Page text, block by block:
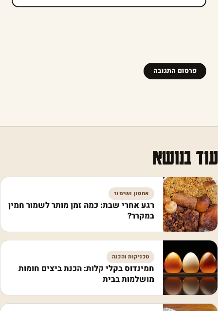
עוד בנושא
אחסון ושימור
רגע אחרי שבת: כמה זמן מותר לשמור חמין
במקרר?
טכניקות והכנה
חמינדוס בקלי קלות: הכנת ביצים חומות
מושלמות בבית